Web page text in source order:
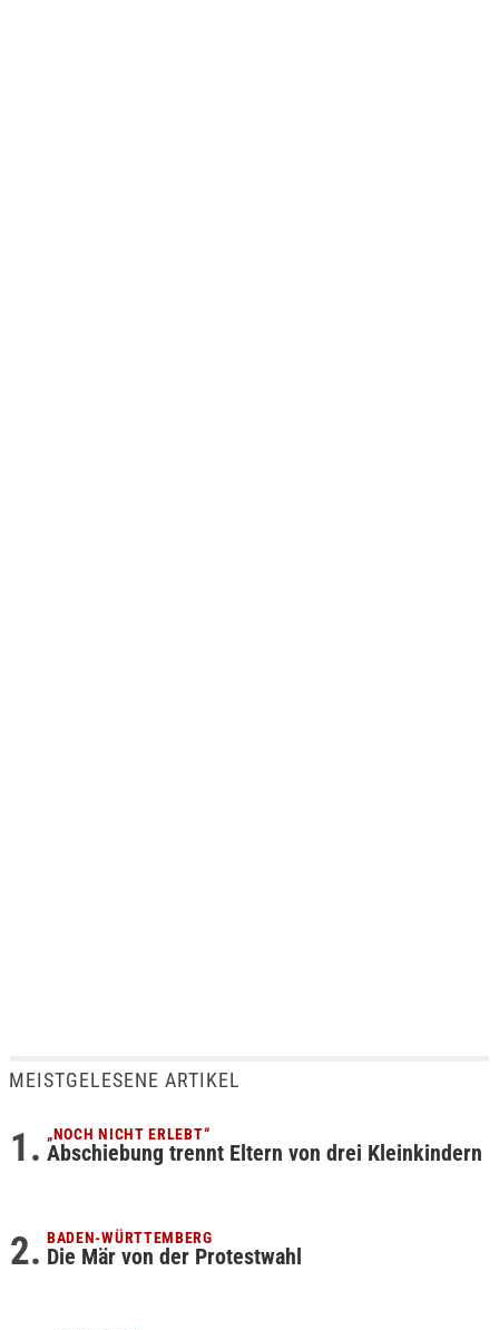
MEISTGELESENE ARTIKEL
„NOCH NICHT ERLEBT“
Abschiebung trennt Eltern von drei Kleinkindern
BADEN-WÜRTTEMBERG
Die Mär von der Protestwahl